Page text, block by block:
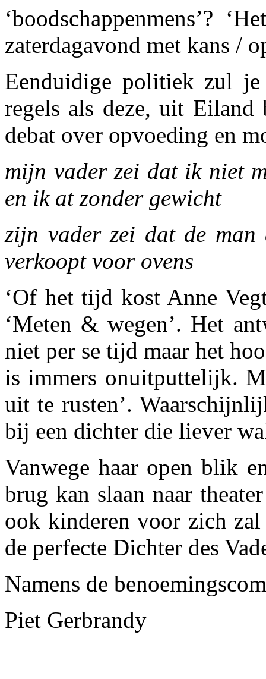
‘boodschappenmens’?
zaterdagavond met kans /
Eenduidige politiek zul
regels als deze, uit
debat over opvoeding en
mijn vader zei dat ik niet
en ik at zonder gewicht
zijn vader zei dat de
verkoopt voor ovens
‘Of het tijd kost Anne
‘Meten & wegen’. Het
niet per se tijd maar het
is immers onuitputtelijk.
uit te rusten’.
bij een dichter die liever
Vanwege haar open blik
brug kan slaan naar
ook kinderen voor zich
de perfecte Dichter des
Namens de
Piet Gerbrandy